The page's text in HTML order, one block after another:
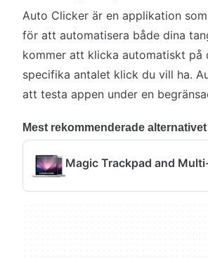
Auto Clicker är en applikation
för att automatisera både dina
kommer att klicka automatiskt på
specifika antalet klick du vill ha.
att testa appen under en
Mest rekommenderade alternativet
Magic Trackpad and